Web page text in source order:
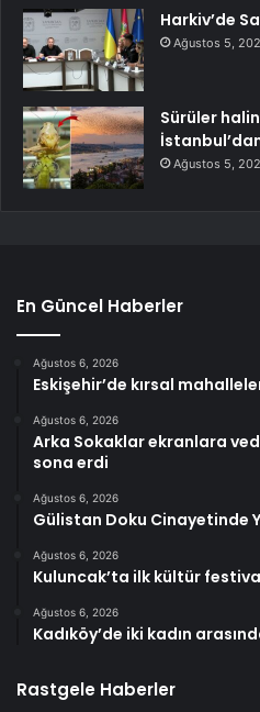
Harkiv’de
Ağustos 5,
Sürüler
Ağustos 5,
En Güncel Haberler
Ağustos 6, 2026
Eskişehir’de kırsal
Ağustos 6, 2026
Arka Sokaklar ekranlara
sona erdi
Ağustos 6, 2026
Gülistan Doku Cinayetinde
Ağustos 6, 2026
Kuluncak’ta ilk kültür
Ağustos 6, 2026
Kadıköy’de iki kadın
Rastgele Haberler